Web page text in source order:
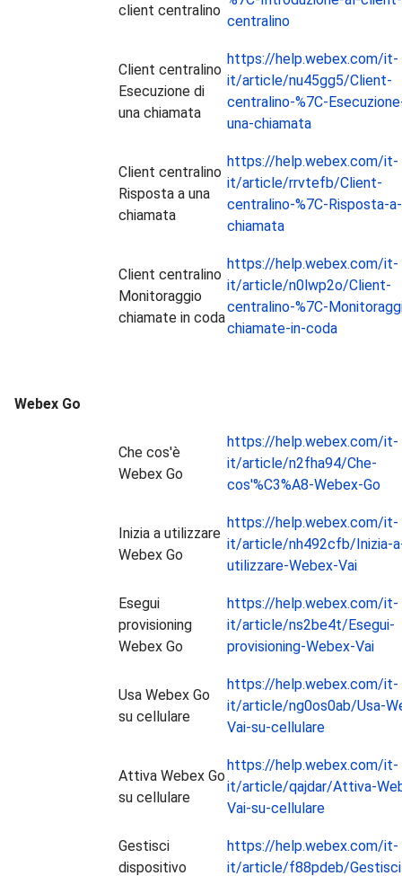
client centralino
centralino
Client centralino
Esecuzione di
una chiamata
https://help.webex.com/it-
it/article/nu45gg5/Client-
centralino-%7C-
una-chiamata
Client centralino
Risposta a una
chiamata
https://help.webex.com/it-
it/article/rrvtefb/Client-
centralino-%7C-Risposta-
chiamata
Client centralino
Monitoraggio
chiamate in coda
https://help.webex.com/it-
it/article/n0lwp2o/Client-
centralino-%7C-
chiamate-in-coda
Webex Go
Che cos'è
Webex Go
https://help.webex.com/it-
it/article/n2fha94/Che-
cos'%C3%A8-Webex-Go
Inizia a utilizzare
Webex Go
https://help.webex.com/it-
it/article/nh492cfb/Inizia-
utilizzare-Webex-Vai
Esegui
provisioning
Webex Go
https://help.webex.com/it-
it/article/ns2be4t/Esegui-
provisioning-Webex-Vai
Usa Webex Go
su cellulare
https://help.webex.com/it-
it/article/ng0os0ab/Usa-
Vai-su-cellulare
Attiva Webex Go
su cellulare
https://help.webex.com/it-
it/article/qajdar/Attiva-
Vai-su-cellulare
Gestisci
dispositivo
https://help.webex.com/it-
it/article/f88pdeb/